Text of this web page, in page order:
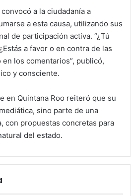
a la ciudadanía a
a esta causa, utilizando sus
de participación activa. “¿Tú
a favor o en contra de las
los comentarios”, publicó,
y consciente.
en Quintana Roo reiteró que su
sino parte de una
con propuestas concretas para
del estado.